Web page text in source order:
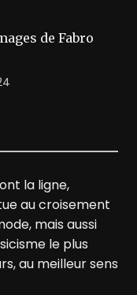
de Fabro
la ligne,
au croisement
mais aussi
le plus
au meilleur sens